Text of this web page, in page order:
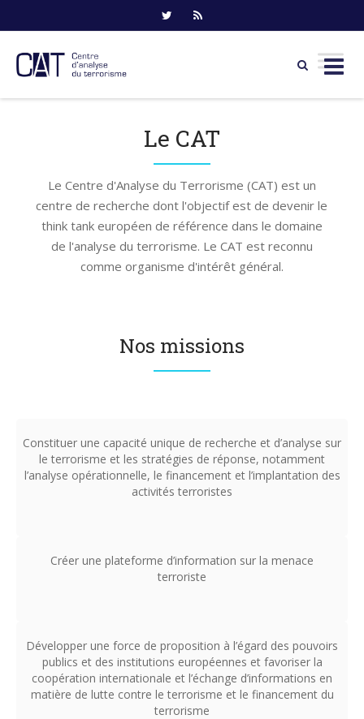
Le CAT
Le Centre d'Analyse du Terrorisme (CAT) est un
centre de recherche dont l'objectif est de devenir le
think tank européen de référence dans le domaine
de l'analyse du terrorisme. Le CAT est reconnu
comme organisme d'intérêt général.
Nos missions
Constituer une capacité unique de recherche et d’analyse sur
le terrorisme et les stratégies de réponse, notamment
l’analyse opérationnelle, le financement et l’implantation des
activités terroristes
Créer une plateforme d’information sur la menace
terroriste
Développer une force de proposition à l’égard des pouvoirs
publics et des institutions européennes et favoriser la
coopération internationale et l’échange d’informations en
matière de lutte contre le terrorisme et le financement du
terrorisme